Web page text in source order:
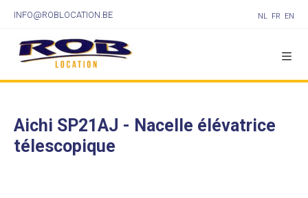
INFO@ROBLOCATION.BE NL FR EN
Aichi SP21AJ - Nacelle élévatrice
télescopique